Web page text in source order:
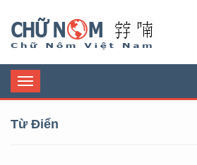
Toggle
navigation
Từ Điển